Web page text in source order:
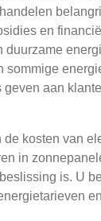
en
duurzame
sommige
geven aan
de kosten van
in
is. U